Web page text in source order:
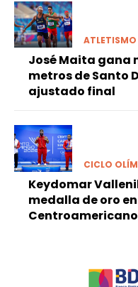
ATLETISMO
José Maita gana
metros de Santo
ajustado final
CICLO
Keydomar
medalla de oro